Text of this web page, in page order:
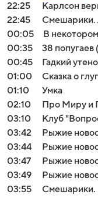
22:25
Карлсон
22:45
Смешарики.
00:05
В
00:35
38 попугаев
00:45
Гадкий
01:00
Сказка о
01:10
Умка
02:10
Про Миру и
03:10
Клуб
03:42
Рыжие
03:44
Рыжие
03:47
Рыжие
03:49
Рыжие
03:55
Смешарики.